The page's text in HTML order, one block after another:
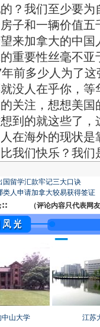
？我们至少要
子和一辆价值
加拿大的中国
重要性丝毫不
前多少人为了
没人在乎你，
关注，想想美国
的就这些了，
在海外的现状
我们快乐？我
国留学汇款牢记三大口诀
类人申请加拿大较易获得签证
∷ （评论内容只代表网友
中山大学 江苏